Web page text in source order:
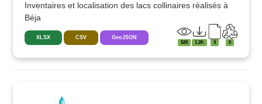
Inventaires et localisation des lacs collinaires réalisés à
Béja
XLSX CSV GeoJSON
520 1.2K 3 0